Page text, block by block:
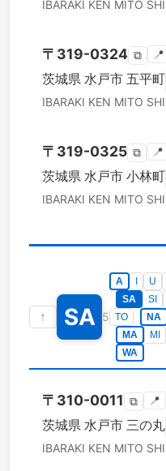
IBARAKI KEN MITO SHI
〒 319-0324 ⧉ 📍
茨城県 水戸市 五平町
IBARAKI KEN MITO SHI
〒 319-0325 ⧉ 📍
茨城県 水戸市 小林町
IBARAKI KEN MITO SHI
↑ SA 5
A U
SA
SI
TO
NA
MA
MI
WA
〒 310-0011 ⧉ 📍
茨城県 水戸市 三の丸
IBARAKI KEN MITO SHI